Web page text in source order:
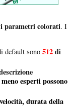
parametri colorati. I
default sono 512di
esperti possono
durata della